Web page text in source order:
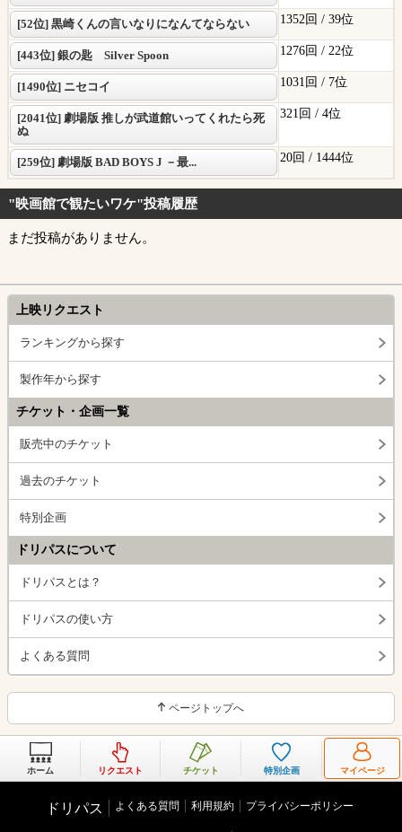
[52位] 黒崎くんの言いなりになんてならない 1352回 / 39位
[443位] 銀の匙 Silver Spoon 1276回 / 22位
[1490位] ニセコイ 1031回 / 7位
[2041位] 劇場版 推しが武道館いってくれたら死
ぬ
321回 / 4位
[259位] 劇場版 BAD BOYS J －最... 20回 / 1444位
"映画館で観たいワケ"投稿履歴
まだ投稿がありません。
上映リクエスト
ランキングから探す
製作年から探す
チケット・企画一覧
販売中のチケット
過去のチケット
特別企画
ドリパスについて
ドリパスとは？
ドリパスの使い方
よくある質問
ページトップへ
ホーム リクエスト チケット 特別企画 マイページ
ドリパス よくある質問 利用規約 プライバシーポリシー